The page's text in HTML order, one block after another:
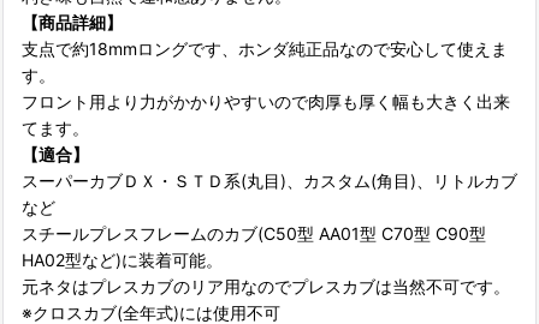
【商品詳細】
支点で約18mmロングです、ホンダ純正品なので安心して使えま
す。
フロント用より力がかかりやすいので肉厚も厚く幅も大きく出来
てます。
【適合】
スーパーカブＤＸ・ＳＴＤ系(丸目)、カスタム(角目)、リトルカブ
など
スチールプレスフレームのカブ(C50型 AA01型 C70型 C90型
HA02型など)に装着可能。
元ネタはプレスカブのリア用なのでプレスカブは当然不可です。
※クロスカブ(全年式)には使用不可